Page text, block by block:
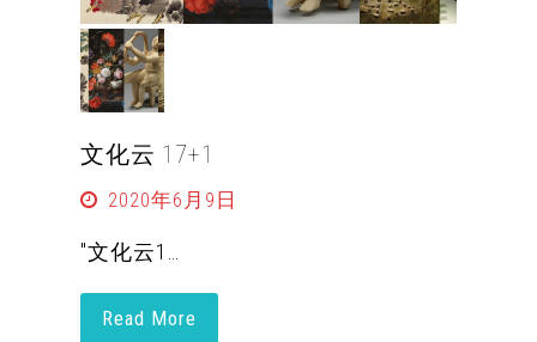
文化云 17+1
2020年6月9日
"文化云1…
Read More